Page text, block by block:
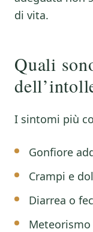
di vita.
Quali
I sintomi più
Gonfiore
Crampi e
Diarrea o